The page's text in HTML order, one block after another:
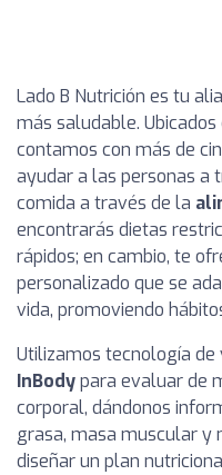
Lado B Nutrición es tu
más saludable.
contamos con más de
ayudar a las personas a
comida a través de la
encontrarás dietas
rápidos; en cambio, te
personalizado que se
vida, promoviendo
Utilizamos tecnología
InBodypara evaluar de
corporal, dándonos
grasa, masa muscular y
diseñar un plan